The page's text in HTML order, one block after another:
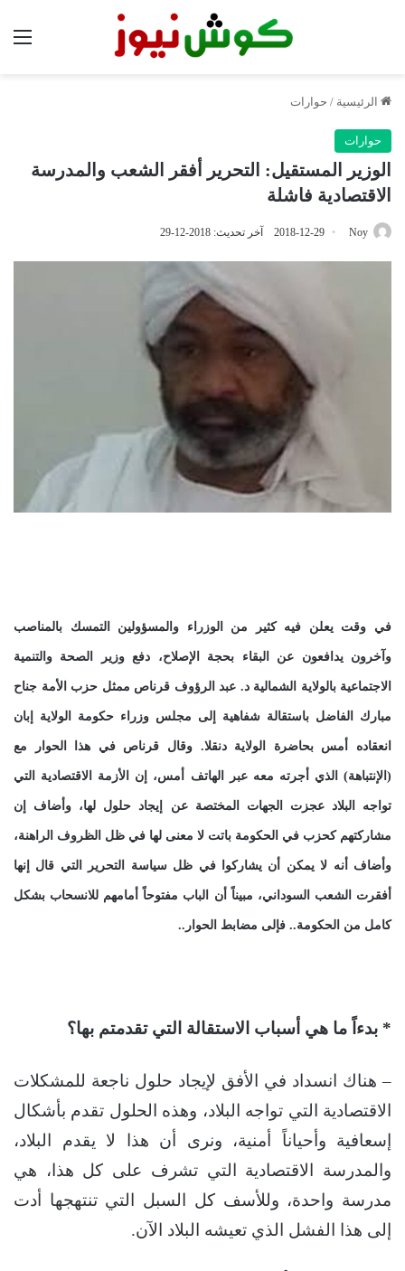
الرئيسية / حوارات
حوارات
الوزير المستقيل: التحرير أفقر الشعب والمدرسة
الاقتصادية فاشلة
Noy
2018-12-29 آخر تحديث: 2018-12-29
في وقت يعلن فيه كثير من الوزراء والمسؤولين التمسك بالمناصب
وآخرون يدافعون عن البقاء بحجة الإصلاح، دفع وزير الصحة والتنمية
الاجتماعية بالولاية الشمالية د. عبد الرؤوف قرناص ممثل حزب الأمة جناح
مبارك الفاضل باستقالة شفاهية إلى مجلس وزراء حكومة الولاية إبان
انعقاده أمس بحاضرة الولاية دنقلا. وقال قرناص في هذا الحوار مع
(الإنتباهة) الذي أجرته معه عبر الهاتف أمس، إن الأزمة الاقتصادية التي
تواجه البلاد عجزت الجهات المختصة عن إيجاد حلول لها، وأضاف إن
مشاركتهم كحزب في الحكومة باتت لا معنى لها في ظل الظروف الراهنة،
وأضاف أنه لا يمكن أن يشاركوا في ظل سياسة التحرير التي قال إنها
أفقرت الشعب السوداني، مبيناً أن الباب مفتوحاً أمامهم للانسحاب بشكل
كامل من الحكومة.. فإلى مضابط الحوار..
* بدءاً ما هي أسباب الاستقالة التي تقدمتم بها؟
– هناك انسداد في الأفق لإيجاد حلول ناجعة للمشكلات
الاقتصادية التي تواجه البلاد، وهذه الحلول تقدم بأشكال
إسعافية وأحياناً أمنية، ونرى أن هذا لا يقدم البلاد،
والمدرسة الاقتصادية التي تشرف على كل هذا، هي
مدرسة واحدة، وللأسف كل السبل التي تنتهجها أدت
إلى هذا الفشل الذي تعيشه البلاد الآن.